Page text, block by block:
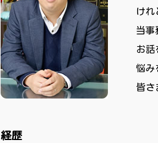
けれ
当事
お話
悩み
皆さ
経歴